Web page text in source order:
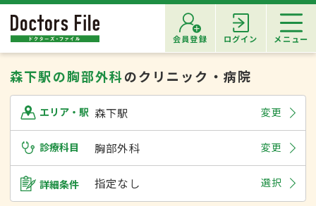
会員登録 ログイン メニュー
森下駅の胸部外科のクリニック・病院
エリア・駅 森下駅 変更
診療科目 胸部外科 変更
詳細条件 指定なし 選択